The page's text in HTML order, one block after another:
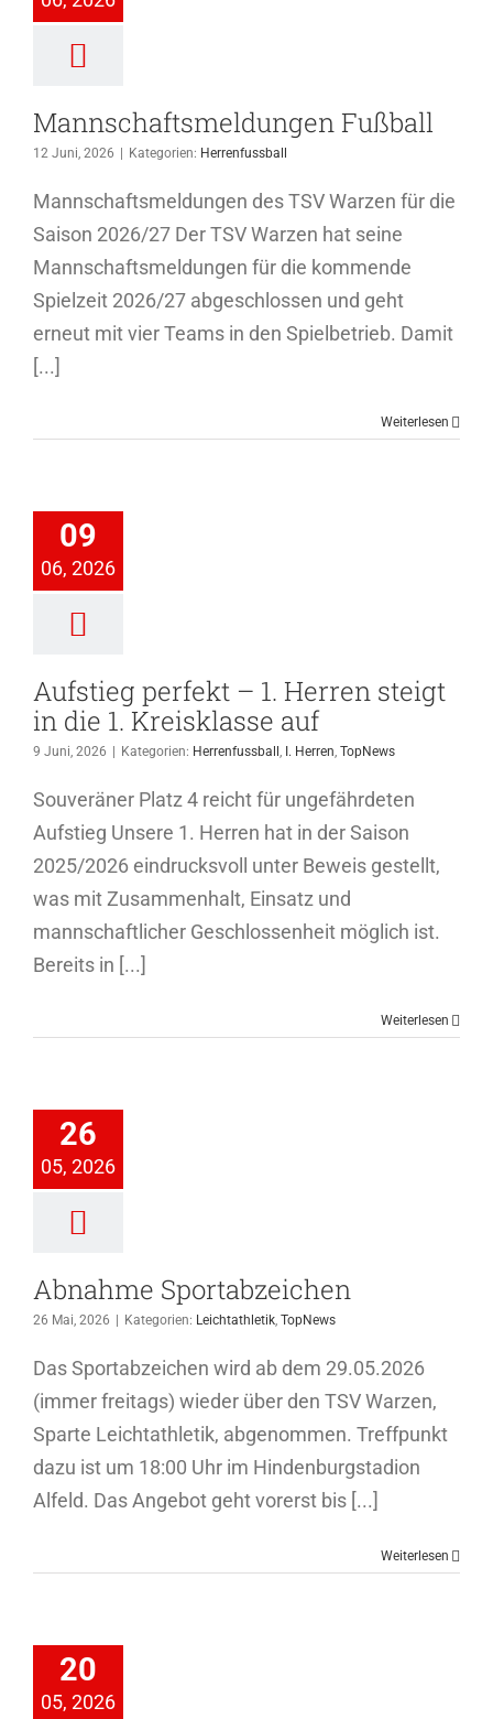
Mannschaftsmeldungen Fußball
12 Juni, 2026 Kategorien: Herrenfussball
Mannschaftsmeldungen des TSV Warzen für die
Saison 2026/27 Der TSV Warzen hat seine
Mannschaftsmeldungen für die kommende
Spielzeit 2026/27 abgeschlossen und geht
erneut mit vier Teams in den Spielbetrieb. Damit
[...]
Weiterlesen
09
06, 2026
die 1.
auf
I. Herren
Aufstieg perfekt – 1. Herren steigt
in die 1. Kreisklasse auf
9 Juni, 2026 Kategorien: Herrenfussball , I. Herren, TopNews
Souveräner Platz 4 reicht für ungefährdeten
Aufstieg Unsere 1. Herren hat in der Saison
2025/2026 eindrucksvoll unter Beweis gestellt,
was mit Zusammenhalt, Einsatz und
mannschaftlicher Geschlossenheit möglich ist.
Bereits in [...]
Weiterlesen
26
05, 2026
TopNews
Abnahme Sportabzeichen
26 Mai, 2026 Kategorien: Leichtathletik, TopNews
Das Sportabzeichen wird ab dem 29.05.2026
(immer freitags) wieder über den TSV Warzen,
Sparte Leichtathletik, abgenommen. Treffpunkt
dazu ist um 18:00 Uhr im Hindenburgstadion
Alfeld. Das Angebot geht vorerst bis [...]
Weiterlesen
20
05, 2026
Cup